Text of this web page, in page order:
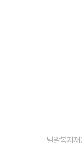
밀알복지재